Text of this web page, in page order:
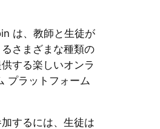
は、教師と生徒が
さまざまな種類の
する楽しいオンラ
プラットフォーム
するには、生徒は